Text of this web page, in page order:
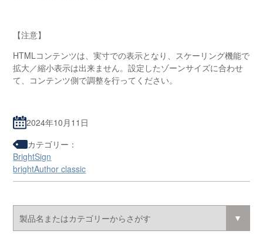
【注意】
HTMLコンテンツは、実寸での表示となり、スケーリング機能で
拡大／縮小表示は出来ません。設定したゾーンサイズに合わせ
て、コンテンツ側で調整を行ってください。
2024年10月11日
カテゴリー：
BrightSign
brightAuthor classic